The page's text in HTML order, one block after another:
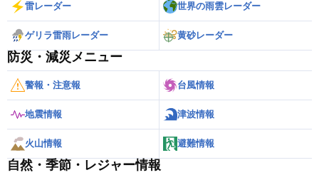
雷レーダー 世界の雨雲レーダー
ゲリラ雷雨レーダー 黄砂レーダー
防災・減災メニュー
警報・注意報 台風情報
地震情報 津波情報
火山情報 避難情報
自然・季節・レジャー情報